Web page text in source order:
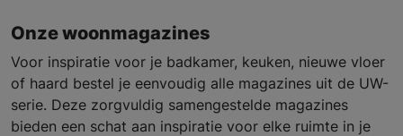
Onze woonmagazines
Voor inspiratie voor je badkamer, keuken, nieuwe vloer
of haard bestel je eenvoudig alle magazines uit de UW-
serie. Deze zorgvuldig samengestelde magazines
bieden een schat aan inspiratie voor elke ruimte in je